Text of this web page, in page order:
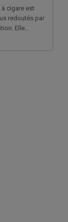
cigare est
redoutés par
Elle...